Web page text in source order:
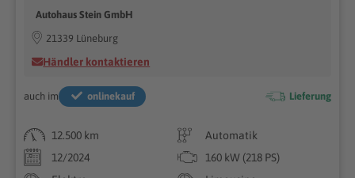
Autohaus Stein GmbH
21339 Lüneburg
Händler kontaktieren
auch im onlinekauf Lieferung
12.500 km
Automatik
12/2024
160 kW (218 PS)